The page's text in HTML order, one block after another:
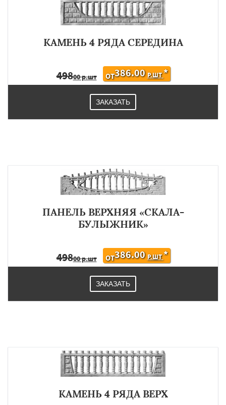
КАМЕНЬ 4 РЯДА СЕРЕДИНА
49800 р.шт ОТ386.00 Р.ШТ*
ЗАКАЗАТЬ
ПАНЕЛЬ ВЕРХНЯЯ «СКАЛА-
БУЛЫЖНИК»
49800 р.шт ОТ386.00 Р.ШТ*
ЗАКАЗАТЬ
КАМЕНЬ 4 РЯДА ВЕРХ